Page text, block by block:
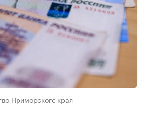
Приморского края